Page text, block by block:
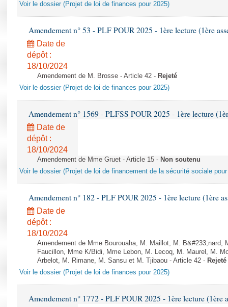
Voir le dossier (Projet de loi de finances pour 2025)
Amendement n° 53 - PLF POUR 2025 - 1ère lecture (1ère
Date de
dépôt :
18/10/2024
Amendement de M. Brosse - Article 42 - Rejeté
Voir le dossier (Projet de loi de finances pour 2025)
Amendement n° 1569 - PLFSS POUR 2025 - 1ère lecture
Date de
dépôt :
18/10/2024
Amendement de Mme Gruet - Article 15 - Non soutenu
Voir le dossier (Projet de loi de financement de la sécurité sociale pour
Amendement n° 182 - PLF POUR 2025 - 1ère lecture (1ère
Date de
dépôt :
18/10/2024
Amendement de Mme Bourouaha, M. Maillot, M. B&#233;nard,
Faucillon, Mme K/Bidi, Mme Lebon, M. Lecoq, M. Maurel, M.
Arbelot, M. Rimane, M. Sansu et M. Tjibaou - Article 42 - Rejeté
Voir le dossier (Projet de loi de finances pour 2025)
Amendement n° 1772 - PLF POUR 2025 - 1ère lecture (1ère